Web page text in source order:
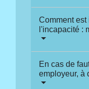
Comment
l'incapacité :
En cas de
employeur, à